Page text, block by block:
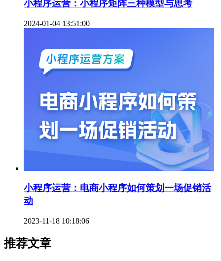
小程序运营：小程序矩阵三种模型与思考
2024-01-04 13:51:00
小程序运营：电商小程序如何策划一场促销活
动
2023-11-18 10:18:06
推荐文章